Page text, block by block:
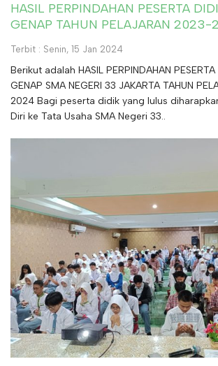
HASIL PERPINDAHAN PESERTA
GENAP TAHUN PELAJARAN 2023-
Terbit : Senin, 15 Jan 2024
Berikut adalah HASIL PERPINDAHAN PESERTA
GENAP SMA NEGERI 33 JAKARTA TAHUN
2024 Bagi peserta didik yang lulus
Diri ke Tata Usaha SMA Negeri 33..